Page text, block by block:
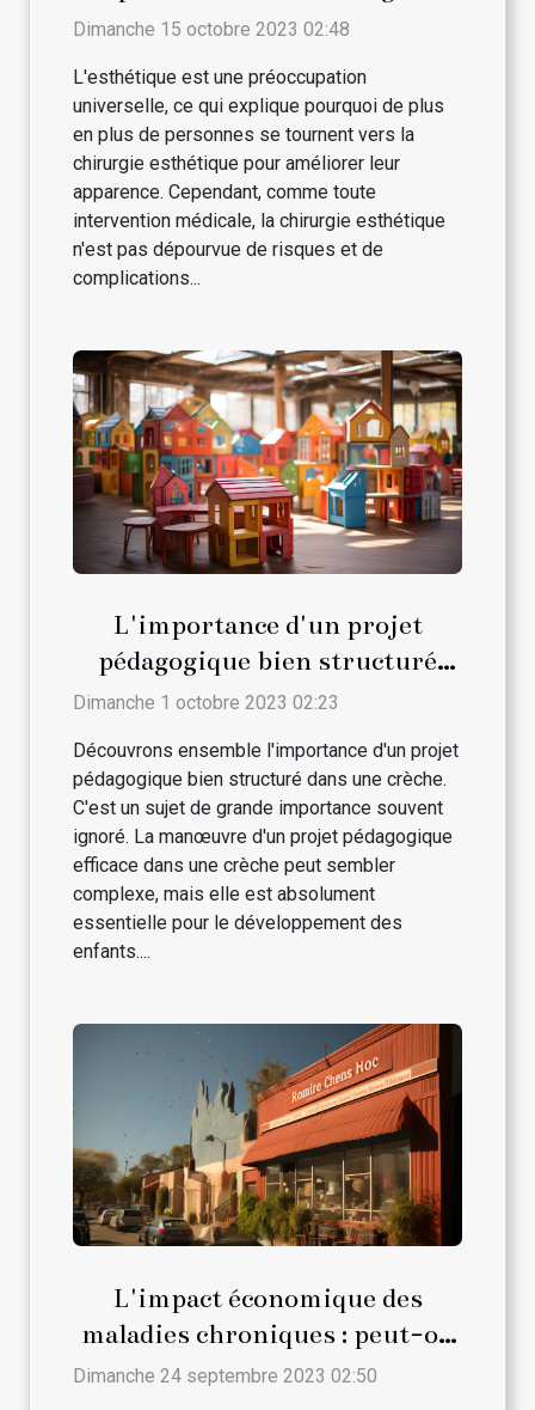
esthétique
Dimanche 15 octobre 2023 02:48
L'esthétique est une préoccupation
universelle, ce qui explique pourquoi de plus
en plus de personnes se tournent vers la
chirurgie esthétique pour améliorer leur
apparence. Cependant, comme toute
intervention médicale, la chirurgie esthétique
n'est pas dépourvue de risques et de
complications...
L'importance d'un projet
pédagogique bien structuré
dans une crèche
Dimanche 1 octobre 2023 02:23
Découvrons ensemble l'importance d'un projet
pédagogique bien structuré dans une crèche.
C'est un sujet de grande importance souvent
ignoré. La manœuvre d'un projet pédagogique
efficace dans une crèche peut sembler
complexe, mais elle est absolument
essentielle pour le développement des
enfants....
L'impact économique des
maladies chroniques : peut-on
le réduire par l'alimentation ?
Dimanche 24 septembre 2023 02:50